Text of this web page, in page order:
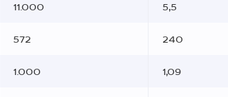
11.000 5,5
572 240
1.000 1,09